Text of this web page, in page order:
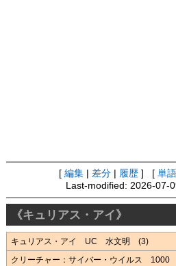
[ 編集 差分 履歴 ] [ 単
Last-modified: 2026-07-
《キュリアス・アイ》
キュリアス・アイ UC 水文明 (3)
クリーチャー：サイバー・ウイルス 1000